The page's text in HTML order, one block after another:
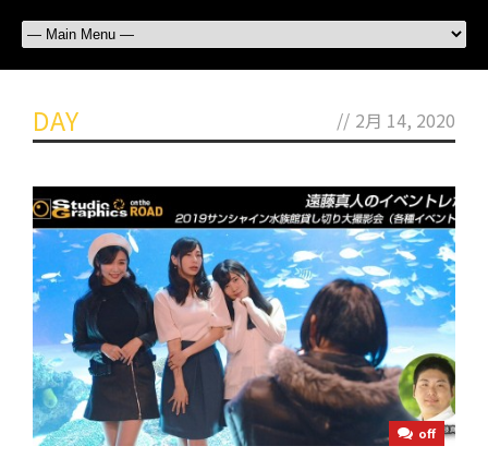
DAY // 2月 14, 2020
off